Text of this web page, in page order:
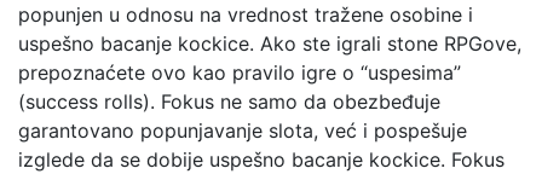
popunjen u odnosu na vrednost tražene osobine i
uspešno bacanje kockice. Ako ste igrali stone RPGove,
prepoznaćete ovo kao pravilo igre o “uspesima”
(success rolls). Fokus ne samo da obezbeđuje
garantovano popunjavanje slota, već i pospešuje
izglede da se dobije uspešno bacanje kockice. Fokus